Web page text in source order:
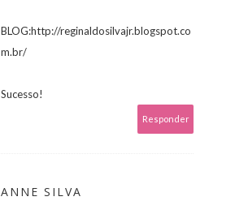
BLOG:http://reginaldosilvajr.blogspot.co
m.br/
Sucesso!
Responder
ANNE SILVA